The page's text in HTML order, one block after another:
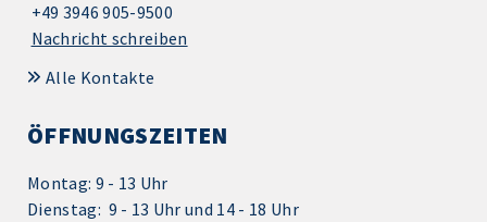
+49 3946 905-9500
Nachricht schreiben
Alle Kontakte
ÖFFNUNGSZEITEN
Montag: 9 - 13 Uhr
Dienstag: 9 - 13 Uhr und 14 - 18 Uhr